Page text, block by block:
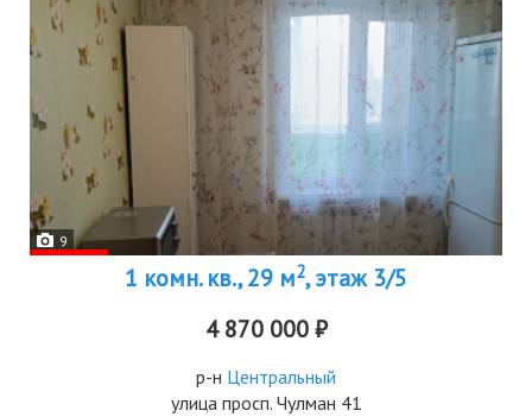
9
1 комн. кв., 29 м2, этаж 3/5
4 870 000 ₽
р-н Центральный
улица просп. Чулман 41